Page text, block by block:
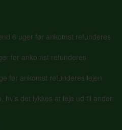
6 uger før ankomst refunderes
før ankomst refunderes
før ankomst refunderes lejen
hvis det lykkes at leje ud til anden